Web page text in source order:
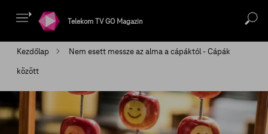
Telekom TV GO Magazin
Kezdőlap
Nem esett messze az alma a cápáktól - Cápák
között